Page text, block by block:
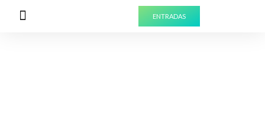
ENTRADAS